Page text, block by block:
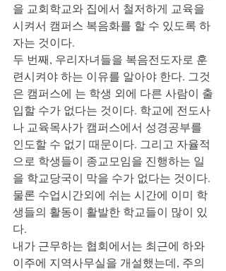
을 교회학교와 집에서 철저하게 교육을
시켜서 캠퍼스 복음화를 할 수 있도록 하
자는 것이다.
두 번째, 우리자녀들을 복음전도자로 훈
련시켜야 하는 이유를 알아야 한다. 그것
은 캠퍼스에 는 학생 외에 다른 사람이 출
입할 수가 없다는 것이다. 학교에 전도사
나 교육목사가 캠퍼스에서 성경공부를
인도할 수 없기 때문이다. 그리고 자율적
으로 학생들이 종교모임을 진행하는 일
을 학교당국이 막을 수가 없다는 것이다.
물론 수업시간외에 쉬는 시간에 이미 학
생들의 활동이 활발한 학교들이 많이 있
다.
내가 근무하는 협회에서는 최근에 하와
이주에 지역사무실을 개설했는데, 주의